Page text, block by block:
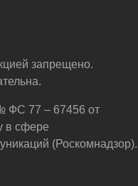
запрещено.
ФС 77 – 67456 от
в сфере
(Роскомнадзор).